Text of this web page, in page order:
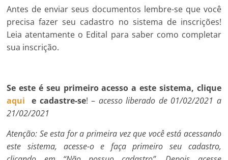
Antes de enviar seus documentos lembre-se que você
precisa fazer seu cadastro no sistema de inscrições!
Leia atentamente o Edital para saber como completar
sua inscrição.
Se este é seu primeiro acesso a este sistema, clique
aqui
e cadastre-se! – acesso liberado de 01/02/2021 a
21/02/2021
Atenção: Se esta for a primeira vez que você está acessando
este sistema, acesse-o e faça primeiro seu cadastro,